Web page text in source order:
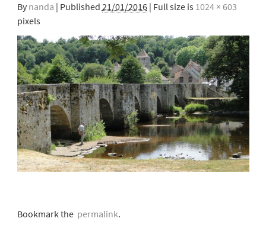
By nanda | Published 21/01/2016| Full size is 1024 × 603
pixels
Bookmark thepermalink.